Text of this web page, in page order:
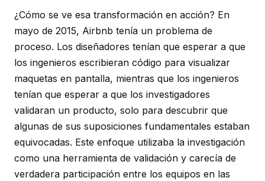
¿Cómo se ve esa transformación en acción? En
mayo de 2015, Airbnb tenía un problema de
proceso. Los diseñadores tenían que esperar a que
los ingenieros escribieran código para visualizar
maquetas en pantalla, mientras que los ingenieros
tenían que esperar a que los investigadores
validaran un producto, solo para descubrir que
algunas de sus suposiciones fundamentales estaban
equivocadas. Este enfoque utilizaba la investigación
como una herramienta de validación y carecía de
verdadera participación entre los equipos en las